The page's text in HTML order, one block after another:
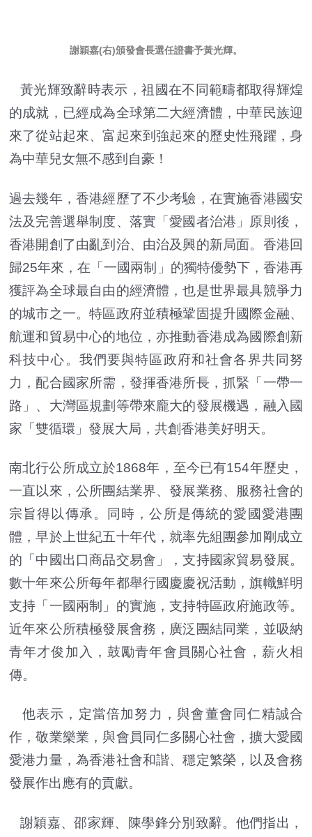
謝穎嘉(右)頒發會長選任證書予黃光輝。
黃光輝致辭時表示，祖國在不同範疇都取得輝煌
的成就，已經成為全球第二大經濟體，中華民族迎
來了從站起來、富起來到強起來的歷史性飛躍，身
為中華兒女無不感到自豪！
過去幾年，香港經歷了不少考驗，在實施香港國安
法及完善選舉制度、落實「愛國者治港」原則後，
香港開創了由亂到治、由治及興的新局面。香港回
歸25年來，在「一國兩制」的獨特優勢下，香港再
獲評為全球最自由的經濟體，也是世界最具競爭力
的城市之一。特區政府並積極鞏固提升國際金融、
航運和貿易中心的地位，亦推動香港成為國際創新
科技中心。我們要與特區政府和社會各界共同努
力，配合國家所需，發揮香港所長，抓緊「一帶一
路」、大灣區規劃等帶來龐大的發展機遇，融入國
家「雙循環」發展大局，共創香港美好明天。
南北行公所成立於1868年，至今已有154年歷史，
一直以來，公所團結業界、發展業務、服務社會的
宗旨得以傳承。同時，公所是傳統的愛國愛港團
體，早於上世紀五十年代，就率先組團參加剛成立
的「中國出口商品交易會」，支持國家貿易發展。
數十年來公所每年都舉行國慶慶祝活動，旗幟鮮明
支持「一國兩制」的實施，支持特區政府施政等。
近年來公所積極發展會務，廣泛團結同業，並吸納
青年才俊加入，鼓勵青年會員關心社會，薪火相
傳。
他表示，定當倍加努力，與會董會同仁精誠合
作，敬業樂業，與會員同仁多關心社會，擴大愛國
愛港力量，為香港社會和諧、穩定繁榮，以及會務
發展作出應有的貢獻。
謝穎嘉、邵家輝、陳學鋒分別致辭。他們指出，